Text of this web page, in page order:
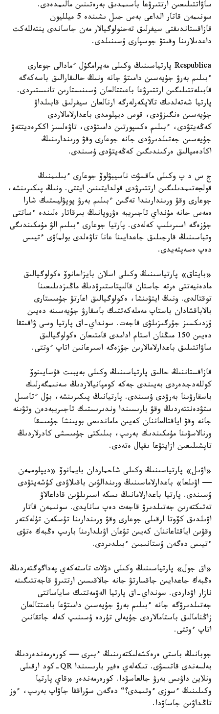
ساۋاتتىلىعىن ارتتىرۋعا باسىمدىق بەرەتىنىن مالىمدەدى.
سونىمەن قاتار الداعى بەس جىل ىشىندە 5 ميلليون
قازاقستاندىقتى سيفرلىق تەحنولوگيالار مەن جاساندى ينتەللەكت
داعدىلارىنا وقىتۋ جوسپارى ۇسىنىلدى.
Respublica پارتياسىنىڭ وكىلى مەيرامگۇل ءمادالى جوعارى
ءبىلىم بەرۋ جۇيەسىن دامىتۋ جانە ونىڭ حالىقارالىق باسەكەگە
قابىلەتتىلىگىن ارتتىرۋعا باعىتتالعان ۇسىنىستارىن تانىستىردى.
پارتيا شەتەلدىك تالاپكەرلەرگە ارنالعان سيفرلىق قابىلداۋ
جۇيەسىن ەنگىزۋدى، قوس ديپلومدى باعدارلامالاردى
كەڭەيتۋدى، ءبىلىم ەكسپورتىن دامىتۋدى، تاۋەلسىز اككرەديتتەۋ
جۇيەسىن جەتىلدىرۋدى جانە جوعارى وقۋ ورىندارىنىڭ
اكادەميالىق ەركىندىگىن كەڭەيتۋدى ۇسىندى.
ج س د پ وكىلى ماقسۋت ناسيبۋلوۆ جوعارى ءبىلىمنىڭ
قولجەتىمدىلىگىن ارتتىرۋدى قولدايتىنىن ايتتى. ونىڭ پىكىرىنشە،
جوعارى وقۋ ورىندارىندا تەگىن ءبىلىم بەرۋ پوپۋليستىك شارا
ەمەس جانە مۇنداي تاجىريبە ەۋروپانىڭ بىرقاتار ەلىندە ءساتتى
جۇزەگە اسىرىلىپ كەلەدى. پارتيا جوعارى ءبىلىم الۋ مۇمكىندىگى
وتباسىنىڭ قارجىلىق جاعدايىنا عانا تاۋەلدى بولماۋى ءتيىس
دەپ ەسەپتەيدى.
«بايتاق» پارتياسىنىڭ وكىلى اسلان بايزاحانوۆ ەكولوگيالىق
مادەنيەتتى ەرتە جاستان قالىپتاستىرۋدىڭ ماڭىزدىلىعىنا
توقتالدى. ونىڭ ايتۋىنشا، ەكولوگيالىق اعارتۋ جۇمىستارى
بالاباقشادان باستاپ مەملەكەتتىك باسقارۋ جۇيەسىنە دەيىن
ۇزدىكسىز جۇرگىزىلۋى قاجەت. سونداي-اق پارتيا وسى ۋاقىتقا
دەيىن 150 مىڭنان استام ادامدى قامتىعان ەكولوگيالىق
ساۋاتتىلىق باعدارلامالارىن جۇزەگە اسىرعانىن اتاپ ءوتتى.
قازاقستاننىڭ حالىق پارتياسىنىڭ وكىلى بەيبىت قۇسايىنوۆ
كوللەدجدەردى بەيىندى جەكە كومپانيالاردىڭ سەنىمگەرلىك
باسقارۋىنا بەرۋدى ۇسىندى. پارتيانىڭ پىكىرىنشە، بۇل ءتاسىل
ستۋدەنتتەردىڭ وقۋ بارىسىندا وندىرىستىك تاجىريبەدەن وتۋىنە
جانە وقۋ اياقتالعاننان كەيىن ماماندىعى بويىنشا جۇمىسقا
ورنالاسۋىنا مۇمكىندىك بەرىپ، بىلىكتى جۇمىسشى كادرلاردىڭ
تاپشىلىعىن ازايتۋعا ىقپال ەتەدى.
«اۋىل» پارتياسىنىڭ وكىلى شاحماردان بايمانوۆ «ديپلوممەن
— اۋىلعا» باعدارلاماسىنىڭ ورىندالۋىن باقىلاۋدى كۇشەيتۋدى
ۇسىندى. پارتيا باعدارلامانىڭ ىسكە اسىرىلۋىن قاداعالاۋ
تەتىكتەرىن جەتىلدىرۋ قاجەت دەپ سانايدى. سونىمەن قاتار
اۋىلدىق كۆوتا ارقىلى جوعارى وقۋ ورىندارىنا تۇسكەن تۇلەكتەر
وقۋىن اياقتاعاننان كەيىن تۋعان اۋىلدارىنا بارىپ ەڭبەك ەتۋى
ءتيىس دەگەن ۇستانىمىن ءبىلدىردى.
«اق جول» پارتياسىنىڭ وكىلى دۋلات تاستەكەي پەداگوگتەردىڭ
ەڭبەك جاعدايىن جاقسارتۋ جانە جالاقىسىن ارتتىرۋ قاجەتتىگىنە
نازار اۋداردى. سونداي-اق پارتيا الەۋمەتتىك ساياساتتى
جەتىلدىرۋگە جانە ءبىلىم بەرۋ جۇيەسىن دامىتۋعا باعىتتالعان
زاڭنامالىق باستامالاردى جۇيەلى تۇردە ۇسىنىپ كەلە جاتقانىن
اتاپ ءوتتى.
جوبانىڭ باستى ەرەكشەلىكتەرىنىڭ ءبىرى — كورەرمەندەردىڭ
بەلسەندى قاتىسۋى. تىكەلەي ەفير بارىسىندا QR-كود ارقىلى
ونلاين داۋىس بەرۋ جالعاسۋدا. كورەرمەندەر «قاي پارتيا
وكىلىنىڭ ءسوزى ءوتىمدى؟“ دەگەن سۇراققا جاۋاپ بەرىپ، ءوز
تاڭداۋىن جاساۋدا.